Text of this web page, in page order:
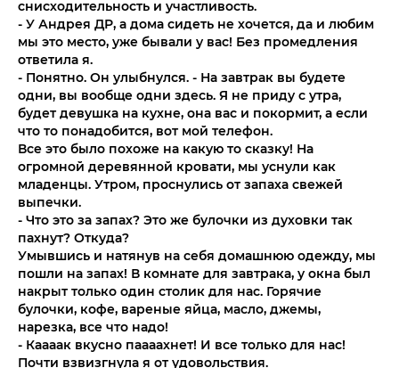
снисходительность и участливость.
- У Андрея ДР, а дома сидеть не хочется, да и любим
мы это место, уже бывали у вас! Без промедления
ответила я.
- Понятно. Он улыбнулся. - На завтрак вы будете
одни, вы вообще одни здесь. Я не приду с утра,
будет девушка на кухне, она вас и покормит, а если
что то понадобится, вот мой телефон.
Все это было похоже на какую то сказку! На
огромной деревянной кровати, мы уснули как
младенцы. Утром, проснулись от запаха свежей
выпечки.
- Что это за запах? Это же булочки из духовки так
пахнут? Откуда?
Умывшись и натянув на себя домашнюю одежду, мы
пошли на запах! В комнате для завтрака, у окна был
накрыт только один столик для нас. Горячие
булочки, кофе, вареные яйца, масло, джемы,
нарезка, все что надо!
- Каааак вкусно паааахнет! И все только для нас!
Почти взвизгнула я от удовольствия.